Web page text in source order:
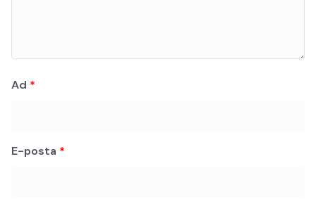
Ad *
E-posta *